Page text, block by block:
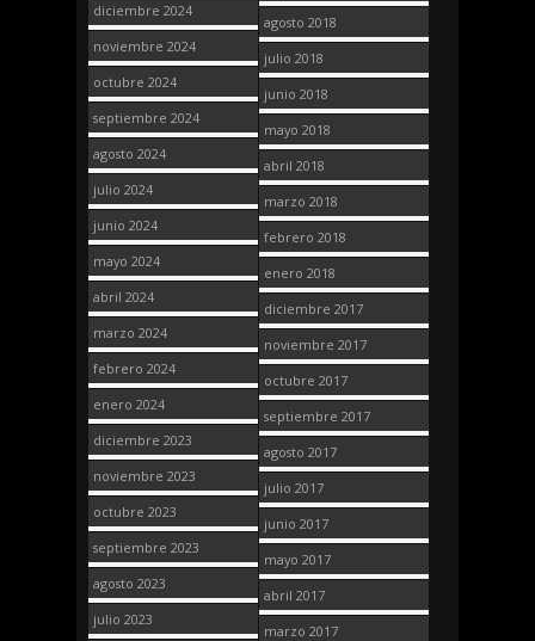
diciembre 2024
noviembre 2024
octubre 2024
septiembre 2024
agosto 2024
julio 2024
junio 2024
mayo 2024
abril 2024
marzo 2024
febrero 2024
enero 2024
diciembre 2023
noviembre 2023
octubre 2023
septiembre 2023
agosto 2023
julio 2023
agosto 2018
julio 2018
junio 2018
mayo 2018
abril 2018
marzo 2018
febrero 2018
enero 2018
diciembre 2017
noviembre 2017
octubre 2017
septiembre 2017
agosto 2017
julio 2017
junio 2017
mayo 2017
abril 2017
marzo 2017